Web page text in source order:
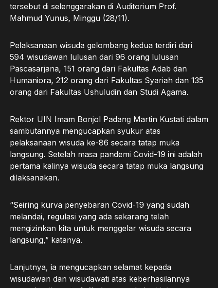
tersebut di selenggarakan di Auditorium Prof.
Mahmud Yunus, Minggu (28/11).
Pelaksanaan wisuda gelombang kedua terdiri dari
594 wisudawan lulusan dari 96 orang lulusan
Pascasarjana, 151 orang dari Fakultas Adab dan
Humaniora, 212 orang dari Fakultas Syariah dan 135
orang dari Fakultas Ushuludin dan Studi Agama.
Rektor UIN Imam Bonjol Padang Martin Kustati dalam
sambutannya mengucapkan syukur atas
pelaksanaan wisuda ke-86 secara tatap muka
langsung. Setelah masa pandemi Covid-19 ini adalah
pertama kalinya wisuda secara tatap muka langsung
dilaksanakan.
“Seiring kurva penyebaran Covid-19 yang sudah
melandai, regulasi yang ada sekarang telah
mengizinkan kita untuk menggelar wisuda secara
langsung,” katanya.
Lanjutnya, ia mengucapkan selamat kepada
wisudawan dan wisudawati atas keberhasilannya